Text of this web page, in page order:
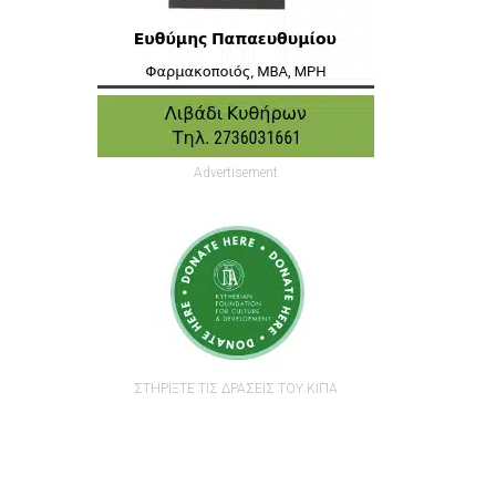
Advertisement
ΣΤΗΡΙΞΤΕ ΤΙΣ ΔΡΑΣΕΙΣ ΤΟΥ ΚΙΠΑ